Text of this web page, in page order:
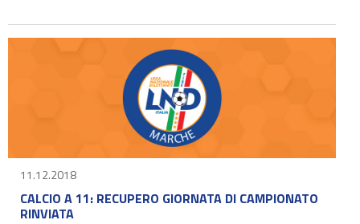
11.12.2018
CALCIO A 11: RECUPERO GIORNATA DI CAMPIONATO
RINVIATA